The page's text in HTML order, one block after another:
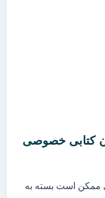
کتابی خصوصی
ممکن است بسته به